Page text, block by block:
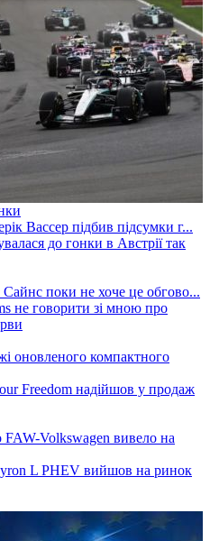
до гонки в Австрії так
не говорити зі мною про
Freedom надійшов у продаж
L PHEV вийшов на ринок